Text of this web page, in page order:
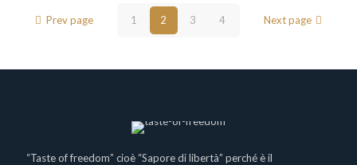
Prev page 1 2 3 4 Next page
“Taste of freedom” cioè “Sapore di libertà” perché è il